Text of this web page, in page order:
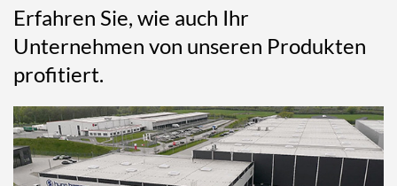
Erfahren Sie, wie auch Ihr
Unternehmen von unseren Produkten
profitiert.